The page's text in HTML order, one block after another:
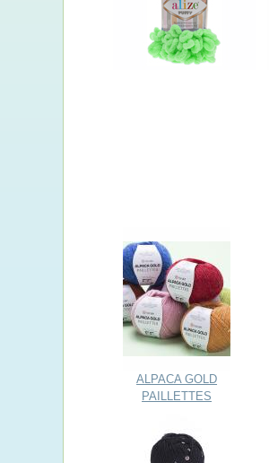
ALPACA GOLD
PAILLETTES